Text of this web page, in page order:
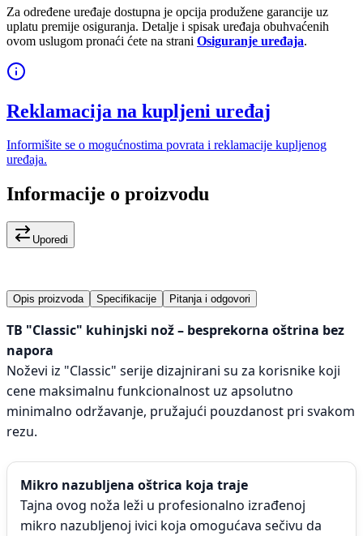
Za određene uređaje dostupna je opcija produžene garancije uz
uplatu premije osiguranja. Detalje i spisak uređaja obuhvaćenih
ovom uslugom pronaći ćete na strani Osiguranje uređaja.
Reklamacija na kupljeni uređaj
Informišite se o mogućnostima povrata i reklamacije kupljenog
uređaja.
Informacije o proizvodu
Uporedi
Opis proizvoda Specifikacije Pitanja i odgovori
TB "Classic" kuhinjski nož – besprekorna oštrina bez
napora
Noževi iz "Classic" serije dizajnirani su za korisnike koji
cene maksimalnu funkcionalnost uz apsolutno
minimalno održavanje, pružajući pouzdanost pri svakom
rezu.
Mikro nazubljena oštrica koja traje
Tajna ovog noža leži u profesionalno izrađenoj
mikro nazubljenoj ivici koja omogućava sečivu da